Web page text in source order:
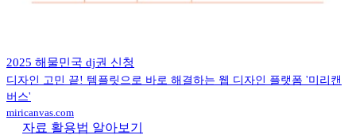
2025 해물민국 dj권 신청
디자인 고민 끝! 템플릿으로 바로 해결하는 웹 디자인 플랫폼 '미리캔
버스'
miricanvas.com
자료 활용법 알아보기